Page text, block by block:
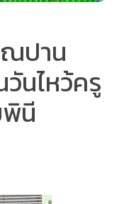
ปาน
นไหว้ครู
นี